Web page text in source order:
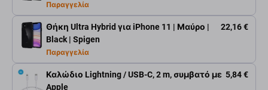
Παραγγελία
Θήκη Ultra Hybrid για iPhone 11 | Μαύρο |
Black | Spigen
22,16 €
Παραγγελία
Καλώδιο Lightning / USB-C, 2 m, συμβατό με
Apple
5,84 €